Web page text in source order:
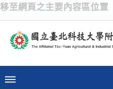
移至網頁之主要內容區位置